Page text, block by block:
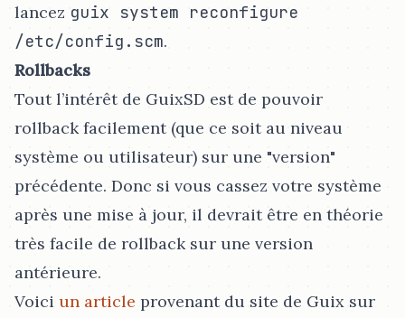
lancez guix system reconfigure
/etc/config.scm.
Rollbacks
Tout l’intérêt de GuixSD est de pouvoir
rollback facilement (que ce soit au niveau
système ou utilisateur) sur une "version"
précédente. Donc si vous cassez votre système
après une mise à jour, il devrait être en théorie
très facile de rollback sur une version
antérieure.
Voici un article provenant du site de Guix sur